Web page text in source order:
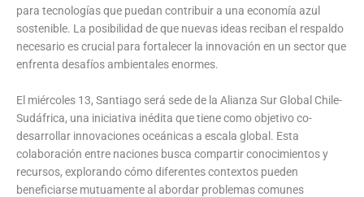
para tecnologías que puedan contribuir a una economía azul
sostenible. La posibilidad de que nuevas ideas reciban el respaldo
necesario es crucial para fortalecer la innovación en un sector que
enfrenta desafíos ambientales enormes.
El miércoles 13, Santiago será sede de la Alianza Sur Global Chile-
Sudáfrica, una iniciativa inédita que tiene como objetivo co-
desarrollar innovaciones oceánicas a escala global. Esta
colaboración entre naciones busca compartir conocimientos y
recursos, explorando cómo diferentes contextos pueden
beneficiarse mutuamente al abordar problemas comunes